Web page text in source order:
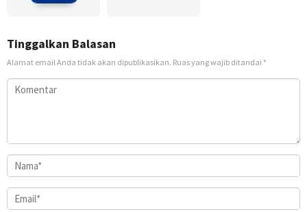
Tinggalkan Balasan
Alamat email Anda tidak akan dipublikasikan. Ruas yang wajib ditandai *